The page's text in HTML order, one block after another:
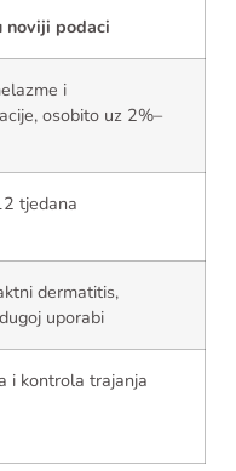
noviji podaci
i
osobito uz 2%–
tjedana
dermatitis,
uporabi
i kontrola trajanja